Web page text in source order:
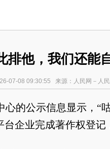
排他，我们还能
07-08 09:30:55 来源：人民网－人
的公示信息显示，“
企业完成著作权登记